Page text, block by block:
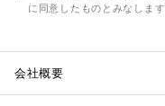
に同意したものとみなします
会社概要